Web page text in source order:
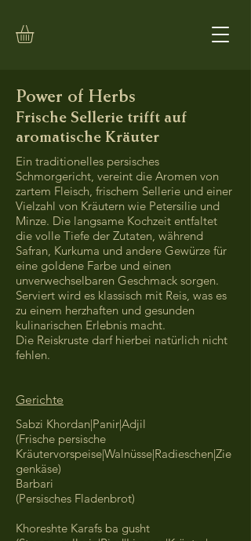
Power of Herbs
Frische Sellerie trifft auf
aromatische Kräuter
Ein traditionelles persisches
Schmorgericht, vereint die Aromen von
zartem Fleisch, frischem Sellerie und einer
Vielzahl von Kräutern wie Petersilie und
Minze. Die langsame Kochzeit entfaltet
die volle Tiefe der Zutaten, während
Safran, Kurkuma und andere Gewürze für
eine goldene Farbe und einen
unverwechselbaren Geschmack sorgen.
Serviert wird es klassisch mit Reis, was es
zu einem herzhaften und gesunden
kulinarischen Erlebnis macht.
Die Reiskruste darf hierbei natürlich nicht
fehlen.
Gerichte
Sabzi Khordan|Panir|Adjil
(Frische persische
Kräutervorspeise|Walnüsse|Radieschen|Zie
genkäse)
Barbari
(Persisches Fladenbrot)
Khoreshte Karafs ba gusht